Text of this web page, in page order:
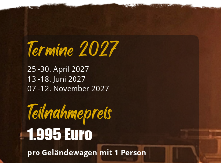
Termine 2027
25.-30. April 2027
13.-18. Juni 2027
07.-12. November 2027
Teilnahmepreis
1.995 Euro
pro Geländewagen mit 1 Person